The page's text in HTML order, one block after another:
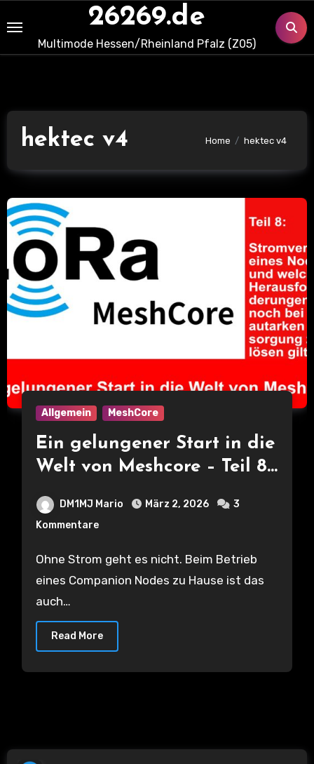
to
content
26269.de
Multimode Hessen/Rheinland Pfalz (Z05)
hektec v4 Home hektec v4
Allgemein MeshCore
Ein gelungener Start in die
Welt von Meshcore – Teil 8
verschiedenen Nodes
DM1MJ Mario März 2, 2026
3
Kommentare
Ohne Strom geht es nicht. Beim Betrieb
eines Companion Nodes zu Hause ist das
auch…
Read More